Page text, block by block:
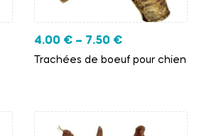
4.00 € – 7.50 €
Trachées de boeuf pour chien